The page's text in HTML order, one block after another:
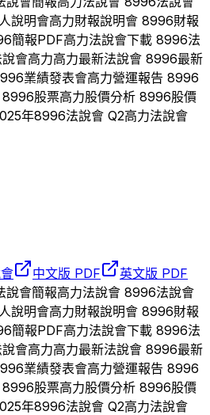
說明會高力財報說明會 8996財報
簡報PDF高力法說會下載 8996法
會高力高力最新法說會 8996最新
業績發表會高力營運報告 8996
8996股票高力股價分析 8996股價
年8996法說會 Q2高力法說會
中文版 PDF
英文版 PDF
說會簡報高力法說會 8996法說會
說明會高力財報說明會 8996財報
簡報PDF高力法說會下載 8996法
會高力高力最新法說會 8996最新
業績發表會高力營運報告 8996
8996股票高力股價分析 8996股價
年8996法說會 Q2高力法說會